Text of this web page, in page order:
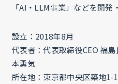
「AI・LLM事業」などを開発
設立：2018年8月
代表者：代表取締役CEO 福
本勇気
所在地：東京都中央区築地1-